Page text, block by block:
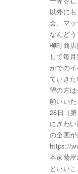
以外に
会、マ
なんど
柳町商
して毎
かでの
ていき
望の方
願いいた
28日（
にぎわ
の企画が
https://
本家菊
といい